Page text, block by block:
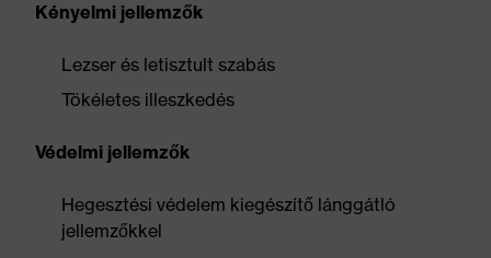
Kényelmi jellemzők
Lezser és letisztult szabás
Tökéletes illeszkedés
Védelmi jellemzők
Hegesztési védelem kiegészítő lánggátló
jellemzőkkel